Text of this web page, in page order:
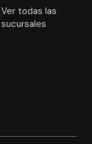
Ver todas las
sucursales